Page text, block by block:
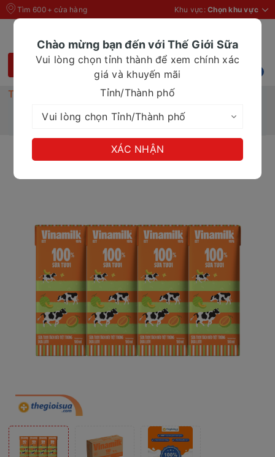
Tìm 600+ cửa hàng Khu vực: Chọn khu vực
Trang chủ
Sữa tươi
Sữa tươi Vinamilk tiệt trùng tách béo vị Dưa Lưới
Chào mừng bạn đến với Thế Giới Sữa
Vui lòng chọn tỉnh thành để xem chính xác
giá và khuyến mãi
Tỉnh/Thành phố
XÁC NHẬN